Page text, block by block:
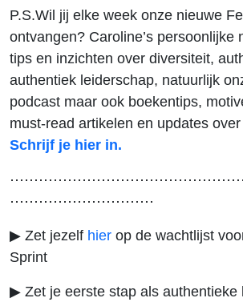
P.S.Wil jij elke week onze nieuwe
ontvangen? Caroline’s persoonlijke
tips en inzichten over diversiteit,
authentiek leiderschap, natuurlijk
podcast maar ook boekentips,
must-read artikelen en updates
Schrijf je hier in.
⋯⋯⋯⋯⋯⋯⋯⋯⋯⋯
▶ Zet jezelf hier op de wachtlijst
Sprint
▶ Zet je eerste stap als authentieke